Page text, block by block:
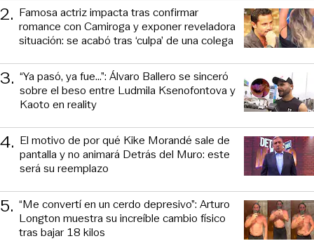
2. Famosa actriz impacta tras confirmar
romance con Camiroga y exponer reveladora
situación: se acabó tras ‘culpa’ de una colega
3. “Ya pasó, ya fue...”: Álvaro Ballero se sinceró
sobre el beso entre Ludmila Ksenofontova y
Kaoto en reality
4. El motivo de por qué Kike Morandé sale de
pantalla y no animará Detrás del Muro: este
será su reemplazo
5. “Me convertí en un cerdo depresivo”: Arturo
Longton muestra su increíble cambio físico
tras bajar 18 kilos